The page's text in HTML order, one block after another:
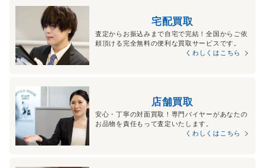
宅配買取
査定からお振込みまで自宅で完結！全国からご依
頼頂ける完全無料の便利な買取サービスです。
くわしくはこちら
店舗買取
安心・丁寧の対面買取！専門バイヤーがあなたの
お品物を責任もって査定いたします。
くわしくはこちら